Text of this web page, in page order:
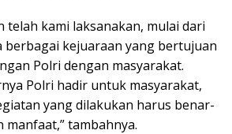
telah kami laksanakan, mulai dari
berbagai kejuaraan yang bertujuan
Polri dengan masyarakat.
Polri hadir untuk masyarakat,
yang dilakukan harus benar-
tambahnya.